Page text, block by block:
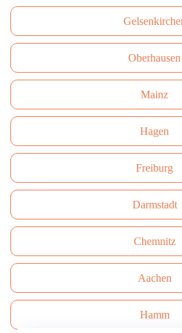
Oberhausen
Mainz
Hagen
Freiburg
Darmstadt
Сhemnitz
Aachen
Hamm